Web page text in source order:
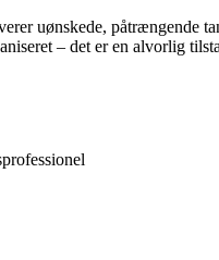
uønskede, påtrængende
– det er en alvorlig